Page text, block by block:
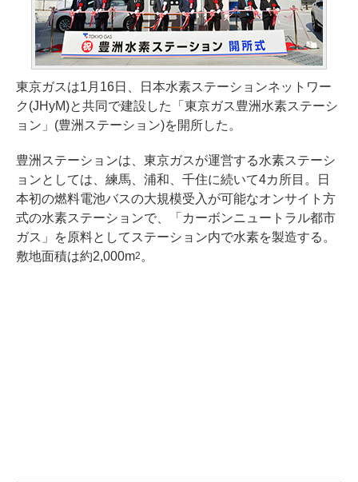
東京ガスは1月16日、日本水素ステーションネットワー
ク(JHyM)と共同で建設した「東京ガス豊洲水素ステーシ
ョン」(豊洲ステーション)を開所した。
豊洲ステーションは、東京ガスが運営する水素ステーシ
ョンとしては、練馬、浦和、千住に続いて4カ所目。日
本初の燃料電池バスの大規模受入が可能なオンサイト方
式の水素ステーションで、「カーボンニュートラル都市
ガス」を原料としてステーション内で水素を製造する。
敷地面積は約2,000m2 。